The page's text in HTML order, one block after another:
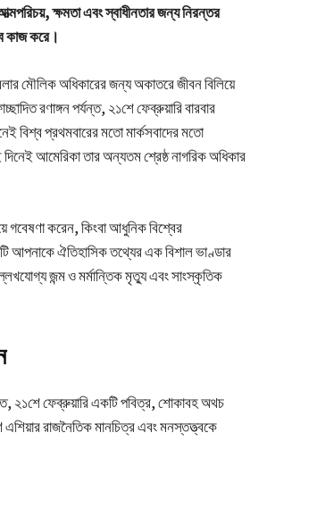
ক্ষমতা এবং স্বাধীনতার জন্য নিরন্তর
কাজ করে।
মৌলিক অধিকারের জন্য অকাতরে জীবন বিলিয়ে
রণাঙ্গন পর্যন্ত, ২১শে ফেব্রুয়ারি বারবার
বিশ্ব প্রথমবারের মতো মার্কসবাদের মতো
আমেরিকা তার অন্যতম শ্রেষ্ঠ নাগরিক অধিকার
গবেষণা করেন, কিংবা আধুনিক বিশ্বের
আপনাকে ঐতিহাসিক তথ্যের এক বিশাল ভাণ্ডার
জন্ম ও মর্মান্তিক মৃত্যু এবং সাংস্কৃতিক
২১শে ফেব্রুয়ারি একটি পবিত্র, শোকাবহ অথচ
রাজনৈতিক মানচিত্র এবং মনস্তত্ত্বকে